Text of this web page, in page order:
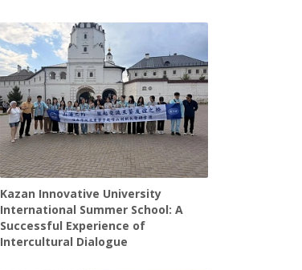
Kazan Innovative University
International Summer School: A
Successful Experience of
Intercultural Dialogue